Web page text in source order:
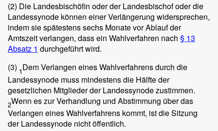
(2) Die Landesbischöfin oder der Landesbischof oder die
Landessynode können einer Verlängerung widersprechen,
indem sie spätestens sechs Monate vor Ablauf der
Amtszeit verlangen, dass ein Wahlverfahren nach § 13
Absatz 1 durchgeführt wird.
(3) 1Dem Verlangen eines Wahlverfahrens durch die
Landessynode muss mindestens die Hälfte der
gesetzlichen Mitglieder der Landessynode zustimmen.
2Wenn es zur Verhandlung und Abstimmung über das
Verlangen eines Wahlverfahrens kommt, ist die Sitzung
der Landessynode nicht öffentlich.